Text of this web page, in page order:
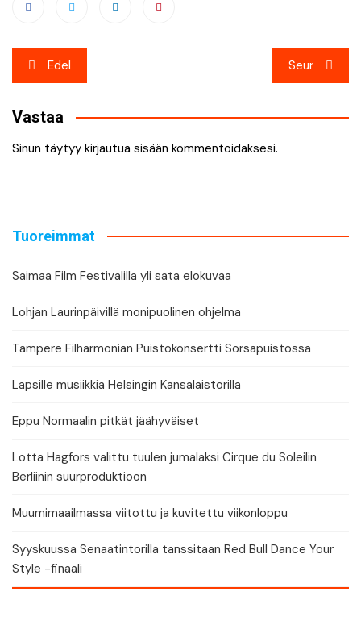
Artikkelien
selaus
Edel Seur
Vastaa
Sinun täytyy kirjautua sisään kommentoidaksesi.
Tuoreimmat
Saimaa Film Festivalilla yli sata elokuvaa
Lohjan Laurinpäivillä monipuolinen ohjelma
Tampere Filharmonian Puistokonsertti Sorsapuistossa
Lapsille musiikkia Helsingin Kansalaistorilla
Eppu Normaalin pitkät jäähyväiset
Lotta Hagfors valittu tuulen jumalaksi Cirque du Soleilin
Berliinin suurproduktioon
Muumimaailmassa viitottu ja kuvitettu viikonloppu
Syyskuussa Senaatintorilla tanssitaan Red Bull Dance Your
Style -finaali